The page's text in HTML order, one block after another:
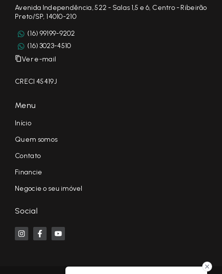
Avenida Independência, 522 - Salas 1,5 e 6, Centro - Ribeirão
Preto/SP, 14010-210
(16) 99199-9202
(16) 3023-4510
Ver e-mail
CRECI 45419J
Menu
Início
Quem somos
Contato
Financie
Negocie o seu imóvel
Social